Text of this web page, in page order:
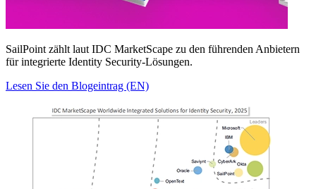
SailPoint zählt laut IDC MarketScape zu den führenden Anbietern
für integrierte Identity Security‑Lösungen.
Lesen Sie den Blogeintrag (EN)